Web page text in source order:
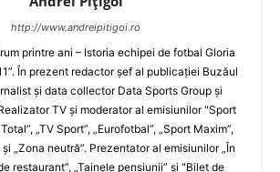
http://www.andreipitigoi.ro
printre ani – Istoria echipei de fotbal Gloria
În prezent redactor şef al publicaţiei Buzăul
şi data collector Data Sports Group şi
TV şi moderator al emisiunilor "Sport
„TV Sport”, „Eurofotbal”, „Sport Maxim”,
„Zona neutră”. Prezentator al emisiunilor „În
restaurant”, „Tainele pensiunii” şi "Bilet de